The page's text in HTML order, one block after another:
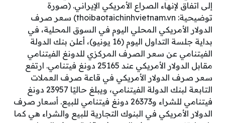
إلى اتفاق لإنهاء الصراع الأمريكي الإيراني. (صورة
توضيحية: thoibaotaichinhvietnam.vn) سعر صرف
الدولار الأمريكي المحلي اليوم في السوق المحلية، في
بداية جلسة التداول اليوم (16 يونيو)، أعلن بنك الدولة
الفيتنامي عن سعر الصرف المركزي للدونغ الفيتنامي
مقابل الدولار الأمريكي عند 25165 دونغ فيتنامي. ارتفع
سعر صرف الدولار الأمريكي في قاعة صرف العملات
التابعة لبنك الدولة الفيتنامي، ويبلغ حاليًا 23957 دونغ
فيتنامي للشراء و26373 دونغ فيتنامي للبيع. أسعار صرف
الدولار الأمريكي في البنوك التجارية للبيع والشراء هي كما